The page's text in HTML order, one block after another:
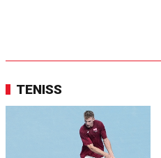
TENISS